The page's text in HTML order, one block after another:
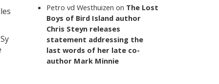
Petro vd Westhuizen on The Lost
Boys of Bird Island author
Chris Steyn releases
statement addressing the
last words of her late co-
author Mark Minnie